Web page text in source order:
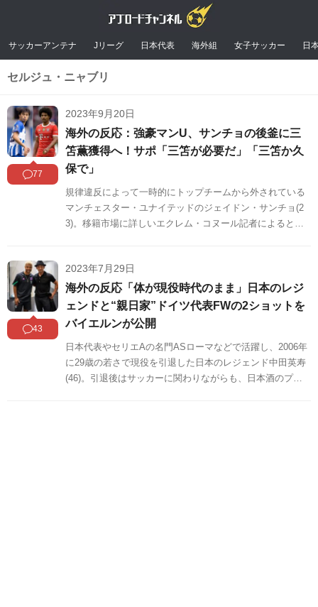
サッカーアンテナ Jリーグ 日本代表 海外組 女子サッカー 日
セルジュ・ニャブリ
77
2023年9月20日
海外の反応：強豪マンU、サンチョの後釜に三
笘薫獲得へ！サポ「三笘が必要だ」「三笘か久
保で」
規律違反によって一時的にトップチームから外されている
マンチェスター・ユナイテッドのジェイドン・サンチョ(2
3)。移籍市場に詳しいエクレム・コヌール記者によると、
るようです。海外の反応をSNSや掲示板などからまとめま
したのでご覧ください。
43
2023年7月29日
海外の反応「体が現役時代のまま」日本のレジ
ェンドと“親日家”ドイツ代表FWの2ショットを
バイエルンが公開
日本代表やセリエAの名門ASローマなどで活躍し、2006年
に29歳の若さで現役を引退した日本のレジェンド中田英寿
(46)。引退後はサッカーに関わりながらも、日本酒のプロ